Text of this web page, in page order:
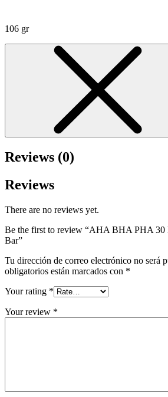
106 gr
Reviews (0)
Reviews
There are no reviews yet.
Be the first to review “AHA BHA PHA 30
Bar”
Tu dirección de correo electrónico no será
obligatorios están marcados con *
Your rating *
Your review *